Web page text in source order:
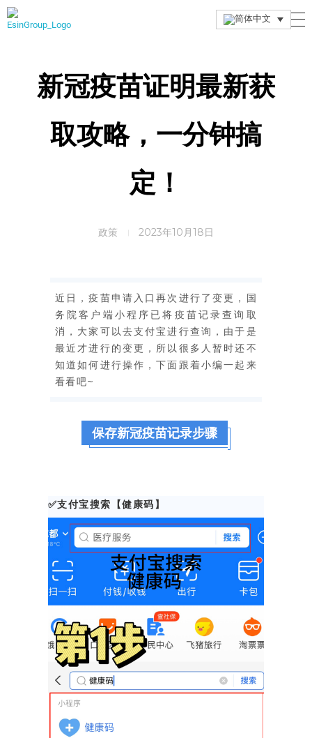
新冠疫苗证明最新获
取攻略，一分钟搞
定！
2023年10月18日
政策
近日，疫苗申请入口再次进行了变更，国
务院客户端小程序已将疫苗记录查询取
消，大家可以去支付宝进行查询，由于是
最近才进行的变更，所以很多人暂时还不
知道如何进行操作，下面跟着小编一起来
看看吧~
保存新冠疫苗记录步骤
✅支付宝搜索【健康码】